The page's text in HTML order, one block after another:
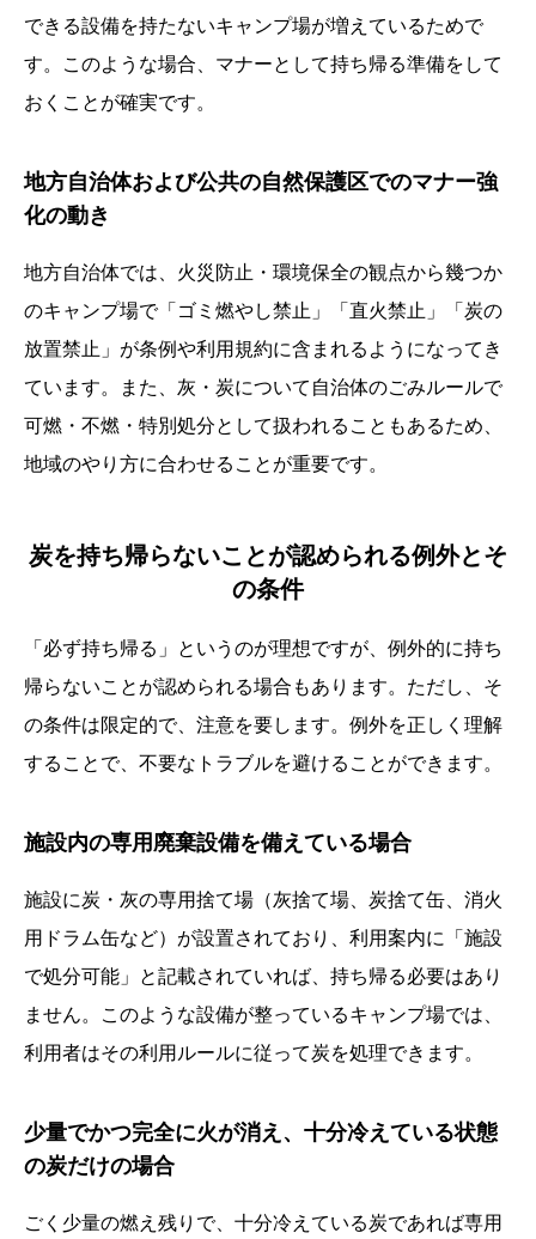
できる設備を持たないキャンプ場が増えているためで
す。このような場合、マナーとして持ち帰る準備をして
おくことが確実です。
地方自治体および公共の自然保護区でのマナー強
化の動き
地方自治体では、火災防止・環境保全の観点から幾つか
のキャンプ場で「ゴミ燃やし禁止」「直火禁止」「炭の
放置禁止」が条例や利用規約に含まれるようになってき
ています。また、灰・炭について自治体のごみルールで
可燃・不燃・特別処分として扱われることもあるため、
地域のやり方に合わせることが重要です。
炭を持ち帰らないことが認められる例外とそ
の条件
「必ず持ち帰る」というのが理想ですが、例外的に持ち
帰らないことが認められる場合もあります。ただし、そ
の条件は限定的で、注意を要します。例外を正しく理解
することで、不要なトラブルを避けることができます。
施設内の専用廃棄設備を備えている場合
施設に炭・灰の専用捨て場（灰捨て場、炭捨て缶、消火
用ドラム缶など）が設置されており、利用案内に「施設
で処分可能」と記載されていれば、持ち帰る必要はあり
ません。このような設備が整っているキャンプ場では、
利用者はその利用ルールに従って炭を処理できます。
少量でかつ完全に火が消え、十分冷えている状態
の炭だけの場合
ごく少量の燃え残りで、十分冷えている炭であれば専用